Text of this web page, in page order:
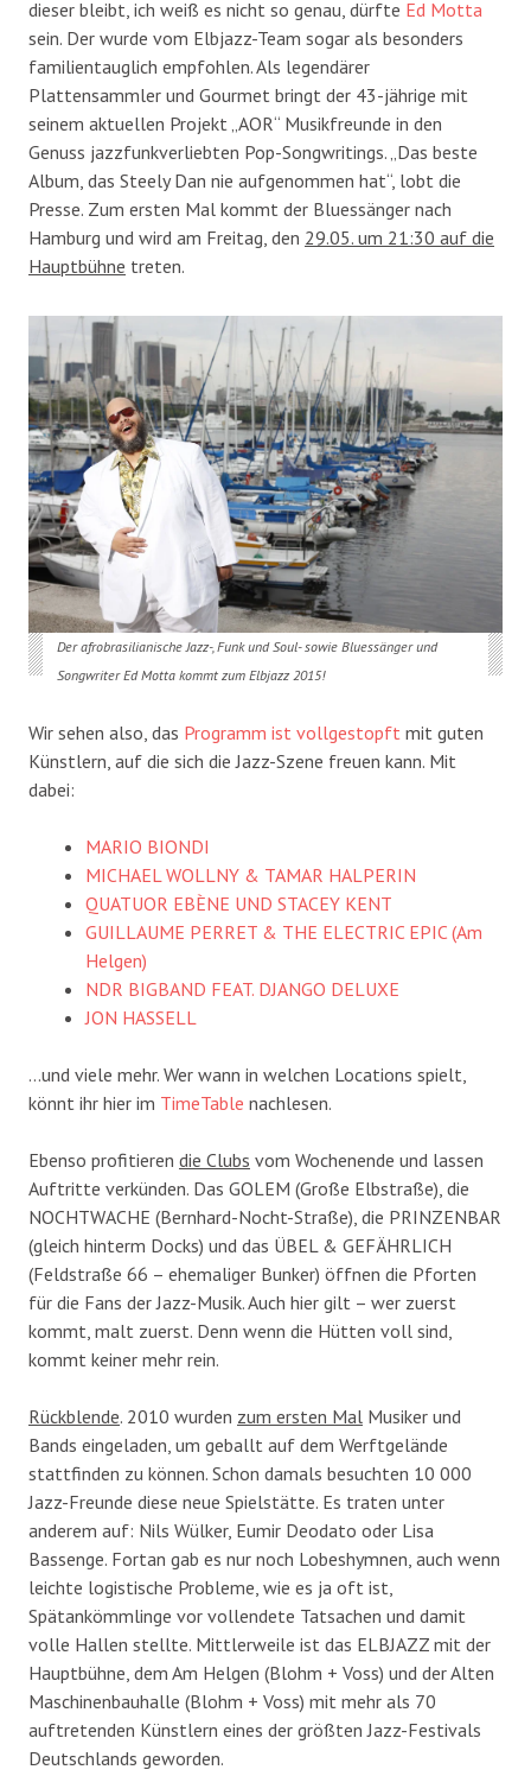
dieser bleibt, ich weiß es nicht so genau, dürfte Ed Motta
sein. Der wurde vom Elbjazz-Team sogar als besonders
familientauglich empfohlen. Als legendärer
Plattensammler und Gourmet bringt der 43-jährige mit
seinem aktuellen Projekt „AOR“ Musikfreunde in den
Genuss jazzfunkverliebten Pop-Songwritings. „Das beste
Album, das Steely Dan nie aufgenommen hat“, lobt die
Presse. Zum ersten Mal kommt der Bluessänger nach
Hamburg und wird am Freitag, den 29.05. um 21:30 auf die
Hauptbühne treten.
Der afrobrasilianische Jazz-, Funk und Soul- sowie Bluessänger und
Songwriter Ed Motta kommt zum Elbjazz 2015!
Wir sehen also, das Programm ist vollgestopft mit guten
Künstlern, auf die sich die Jazz-Szene freuen kann. Mit
dabei:
MARIO BIONDI
MICHAEL WOLLNY & TAMAR HALPERIN
QUATUOR EBÈNE UND STACEY KENT
GUILLAUME PERRET & THE ELECTRIC EPIC (Am
Helgen)
NDR BIGBAND FEAT. DJANGO DELUXE
JON HASSELL
…und viele mehr. Wer wann in welchen Locations spielt,
könnt ihr hier im TimeTable nachlesen.
Ebenso profitieren die Clubs vom Wochenende und lassen
Auftritte verkünden. Das GOLEM (Große Elbstraße), die
NOCHTWACHE (Bernhard-Nocht-Straße), die PRINZENBAR
(gleich hinterm Docks) und das ÜBEL & GEFÄHRLICH
(Feldstraße 66 – ehemaliger Bunker) öffnen die Pforten
für die Fans der Jazz-Musik. Auch hier gilt – wer zuerst
kommt, malt zuerst. Denn wenn die Hütten voll sind,
kommt keiner mehr rein.
Rückblende. 2010 wurden zum ersten Mal Musiker und
Bands eingeladen, um geballt auf dem Werftgelände
stattfinden zu können. Schon damals besuchten 10 000
Jazz-Freunde diese neue Spielstätte. Es traten unter
anderem auf: Nils Wülker, Eumir Deodato oder Lisa
Bassenge. Fortan gab es nur noch Lobeshymnen, auch wenn
leichte logistische Probleme, wie es ja oft ist,
Spätankömmlinge vor vollendete Tatsachen und damit
volle Hallen stellte. Mittlerweile ist das ELBJAZZ mit der
Hauptbühne, dem Am Helgen (Blohm + Voss) und der Alten
Maschinenbauhalle (Blohm + Voss) mit mehr als 70
auftretenden Künstlern eines der größten Jazz-Festivals
Deutschlands geworden.